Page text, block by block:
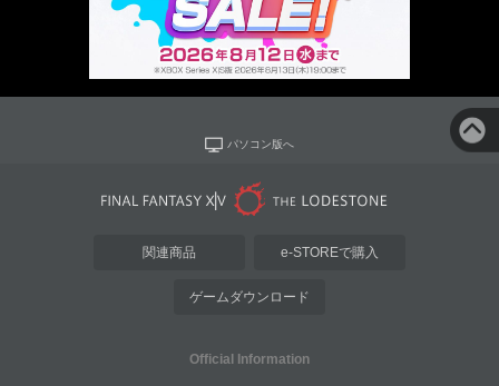
パソコン版へ
関連商品 e-STOREで購入
ゲームダウンロード
Official Information